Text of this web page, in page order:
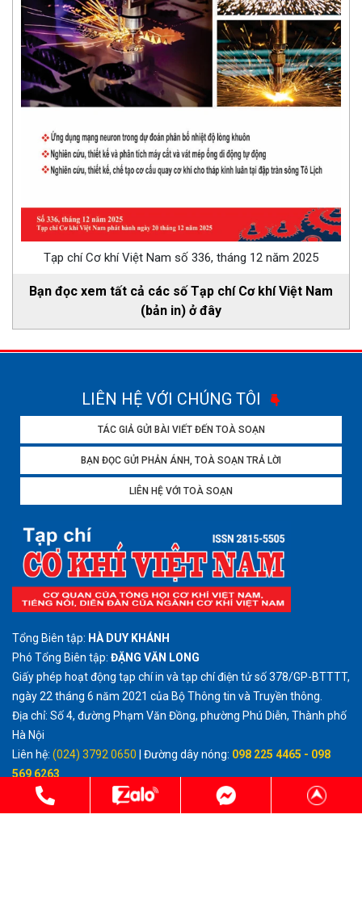
Tạp chí Cơ khí Việt Nam số 336, tháng 12 năm 2025
Bạn đọc xem tất cả các số Tạp chí Cơ khí Việt Nam
(bản in) ở đây
LIÊN HỆ VỚI CHÚNG TÔI
TÁC GIẢ GỬI BÀI VIẾT ĐẾN TOÀ SOẠN
BẠN ĐỌC GỬI PHẢN ÁNH, TOÀ SOẠN TRẢ LỜI
LIÊN HỆ VỚI TOÀ SOẠN
Tổng Biên tập: HÀ DUY KHÁNH
Phó Tổng Biên tập: ĐẶNG VĂN LONG
Giấy phép hoạt động tạp chí in và tạp chí điện tử số 378/GP-BTTTT,
ngày 22 tháng 6 năm 2021 của Bộ Thông tin và Truyền thông.
Địa chỉ: Số 4, đường Phạm Văn Đồng, phường Phú Diễn, Thành phố
Hà Nội
Liên hệ: (024) 3792 0650 | Đường dây nóng: 098 225 4465 - 098
569 6263
Email:
tcckvietnam@gmail.com
http://cokhivietnam.vn